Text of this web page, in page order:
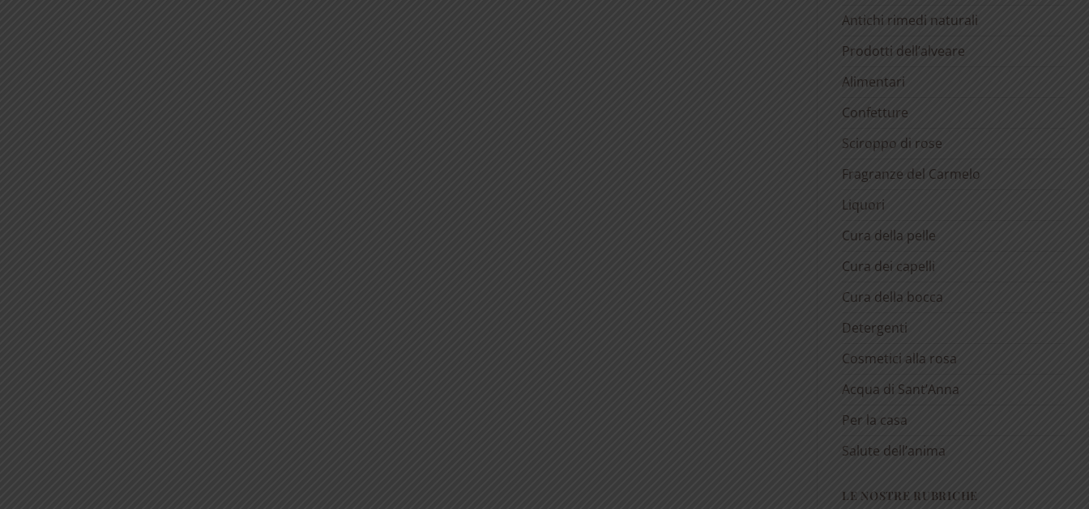
Antichi rimedi naturali
Prodotti dell’alveare
Alimentari
Confetture
Sciroppo di rose
Fragranze del Carmelo
Liquori
Cura della pelle
Cura dei capelli
Cura della bocca
Detergenti
Cosmetici alla rosa
Acqua di Sant’Anna
Per la casa
Salute dell’anima
LE NOSTRE RUBRICHE